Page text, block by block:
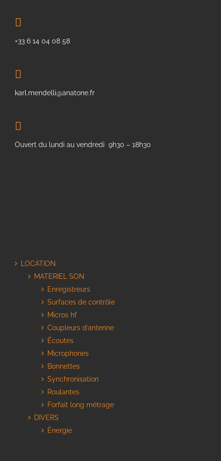
+33 6 14 04 08 58
karl.mendelli@anatone.fr
Ouvert du lundi au vendredi 9h30 – 18h30
LOCATION
MATERIEL SON
Enregistreurs
Surfaces de contrôle
Micros hf
Coupleurs d’antenne
Écoutes
Microphones
Bonnettes
Synchronisation
Roulantes
Forfait long métrage
DIVERS
Énergie